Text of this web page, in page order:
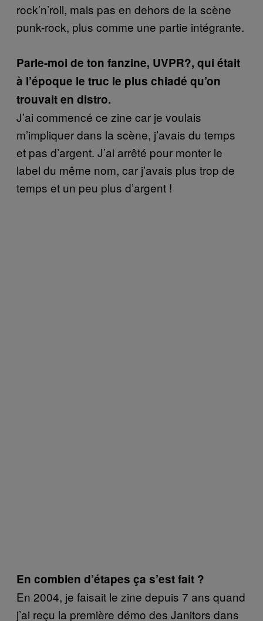
rock’n’roll, mais pas en dehors de la scène
punk-rock, plus comme une partie intégrante.
Parle-moi de ton fanzine, UVPR?, qui était
à l’époque le truc le plus chiadé qu’on
trouvait en distro.
J’ai commencé ce zine car je voulais
m’impliquer dans la scène, j’avais du temps
et pas d’argent. J’ai arrêté pour monter le
label du même nom, car j’avais plus trop de
temps et un peu plus d’argent !
En combien d’étapes ça s’est fait ?
En 2004, je faisait le zine depuis 7 ans quand
j’ai reçu la première démo des Janitors dans